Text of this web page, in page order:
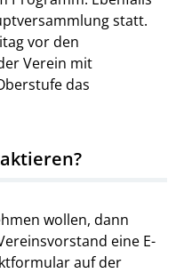
statt.
vor den
Verein mit
das
wollen, dann
eine E-
auf der